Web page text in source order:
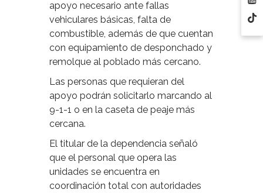
apoyo necesario ante fallas
vehiculares básicas, falta de
combustible, además de que cuentan
con equipamiento de desponchado y
remolque al poblado más cercano.
Las personas que requieran del
apoyo podrán solicitarlo marcando al
9-1-1 o en la caseta de peaje más
cercana.
El titular de la dependencia señaló
que el personal que opera las
unidades se encuentra en
coordinación total con autoridades